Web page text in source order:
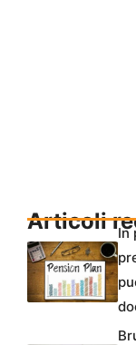
Articoli
In